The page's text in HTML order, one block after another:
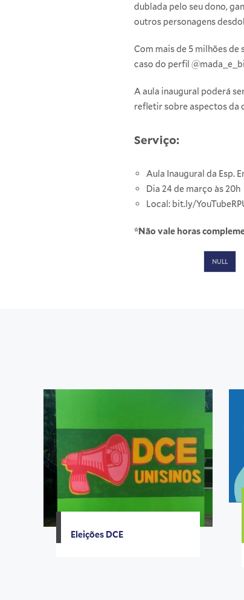
dublada pelo seu dono,
outros personagens
Com mais de 5 milhões
caso do perfil
A aula inaugural poderá
refletir sobre aspectos da
Serviço:
Aula Inaugural da Esp.
Dia 24 de março às 20h
Local: bit.ly/
*Não vale horas
NULL
Eleições DCE